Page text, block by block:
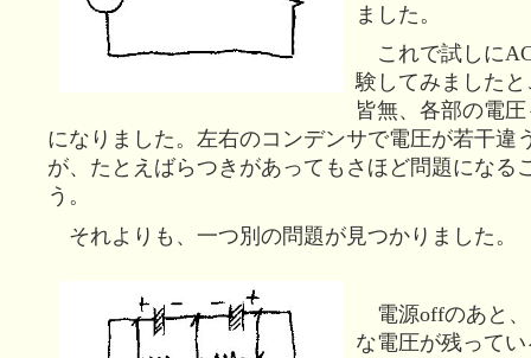
ました。
これで試しに
験してみました
皆無、各部の電
になりました。左右のコンデンサで電圧が若干違
が、たとえばらつきがあってもさほど問題になる
う。
それよりも、一つ別の問題が見つかりました。
電源offのあと
な電圧が残って